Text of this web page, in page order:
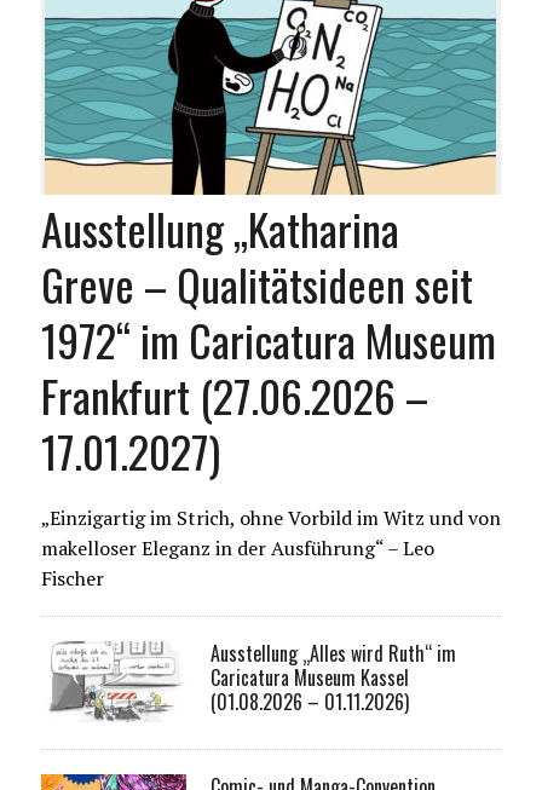
Ausstellung „Katharina
Greve – Qualitätsideen seit
1972“ im Caricatura Museum
Frankfurt (27.06.2026 –
17.01.2027)
„Einzigartig im Strich, ohne Vorbild im Witz und von
makelloser Eleganz in der Ausführung“ – Leo
Fischer
Ausstellung „Alles wird Ruth“ im
Caricatura Museum Kassel
(01.08.2026 – 01.11.2026)